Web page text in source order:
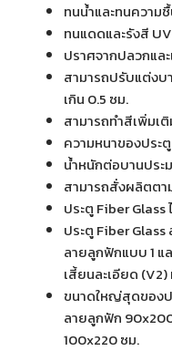
ทนน้ำและทนความ
ทนแดดและรังสี UV
ปราศจากปลวกแล
สามารถปรับแต่งบ
เกิน 0.5 ซม.
สามารถทำสีเพิ่มเ
ความหนาของประ
น้ำหนักต่อบานประ
สามารถสั่งผลิตตา
ประตู Fiber
ประตู Fiber
ลายลูกฟักแบบ 1 แ
เสี้ยนละเอียด
ขนาดใหญ่สุดของป
ลายลูกฟัก 90x200
100x220 ซม.